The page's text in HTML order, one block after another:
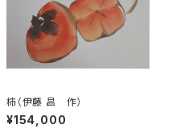
柿（伊藤 昌 作）
¥154,000